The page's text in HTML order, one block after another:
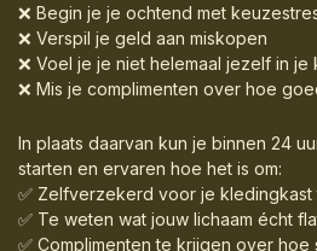
❌ Begin je je ochtend met
❌ Verspil je geld aan miskopen
❌ Voel je je niet helemaal jezelf in je
❌ Mis je complimenten over hoe
In plaats daarvan kun je binnen 24
starten en ervaren hoe het is om:
✅ Zelfverzekerd voor je kledingkast
✅ Te weten wat jouw lichaam écht
✅ Complimenten te krijgen over